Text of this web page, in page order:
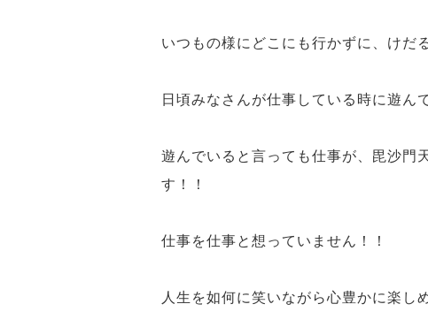
いつもの様に どこにも行かずに、けだ
日頃みなさんが仕事している時に遊ん
遊んでいると言っても仕事が、毘沙門
す！！
仕事を仕事と想っていません！！
人生 を如何に笑いながら心豊かに楽し